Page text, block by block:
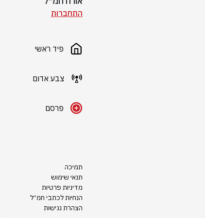
התחברות
פיד ראשי
צבע אדום
פרסם
תמיכה
תנאי שימוש
מדיניות פרטיות
הנחיות לכתבי חמ״ל
הצהרת נגישות